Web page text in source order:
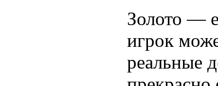
Золото —
игрок
реальные